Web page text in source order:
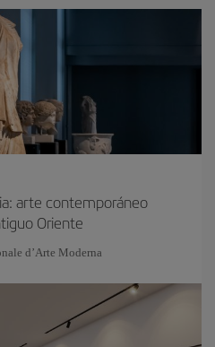
arte contemporáneo
Oriente
d’Arte Moderna